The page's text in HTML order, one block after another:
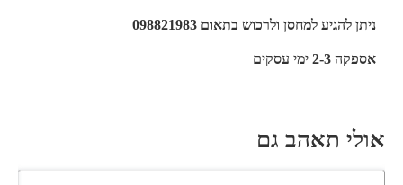
ניתן להגיע למחסן ולרכוש בתאום 098821983
אספקה 2-3 ימי עסקים
אולי תאהב גם